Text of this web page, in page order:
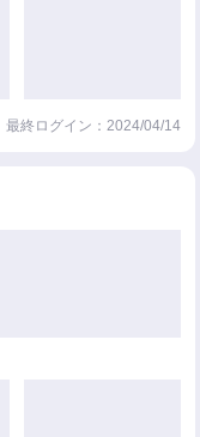
最終ログイン：2024/04/14